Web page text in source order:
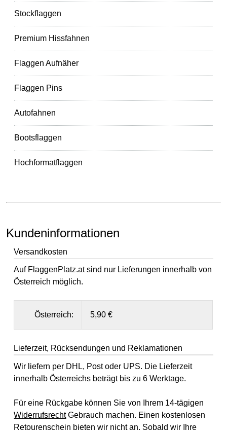
Stockflaggen
Premium Hissfahnen
Flaggen Aufnäher
Flaggen Pins
Autofahnen
Bootsflaggen
Hochformatflaggen
Kundeninformationen
Versandkosten
Auf FlaggenPlatz.at sind nur Lieferungen innerhalb von
Österreich möglich.
Österreich: 5,90 €
Lieferzeit, Rücksendungen und Reklamationen
Wir liefern per DHL, Post oder UPS. Die Lieferzeit
innerhalb Österreichs beträgt bis zu 6 Werktage.
Für eine Rückgabe können Sie von Ihrem 14-tägigen
WiderrufsrechtGebrauch machen. Einen kostenlosen
Retourenschein bieten wir nicht an. Sobald wir Ihre